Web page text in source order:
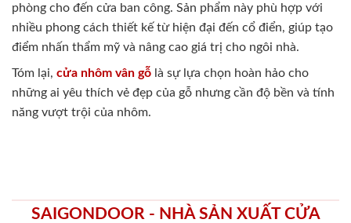
phòng cho đến cửa ban công. Sản phẩm này phù hợp với
nhiều phong cách thiết kế từ hiện đại đến cổ điển, giúp tạo
điểm nhấn thẩm mỹ và nâng cao giá trị cho ngôi nhà.
Tóm lại, cửa nhôm vân gỗ là sự lựa chọn hoàn hảo cho
những ai yêu thích vẻ đẹp của gỗ nhưng cần độ bền và tính
năng vượt trội của nhôm.
SAIGONDOOR - NHÀ SẢN XUẤT CỬA